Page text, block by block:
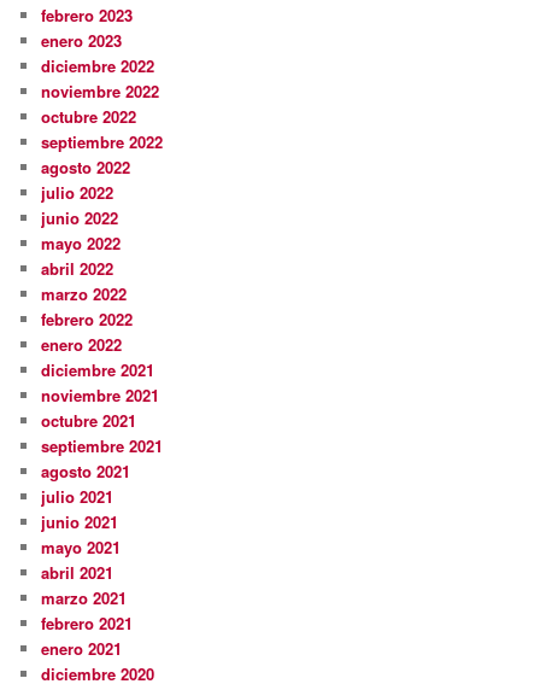
febrero 2023
enero 2023
diciembre 2022
noviembre 2022
octubre 2022
septiembre 2022
agosto 2022
julio 2022
junio 2022
mayo 2022
abril 2022
marzo 2022
febrero 2022
enero 2022
diciembre 2021
noviembre 2021
octubre 2021
septiembre 2021
agosto 2021
julio 2021
junio 2021
mayo 2021
abril 2021
marzo 2021
febrero 2021
enero 2021
diciembre 2020